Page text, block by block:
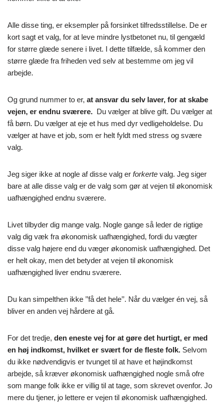
Alle disse ting, er eksempler på forsinket tilfredsstillelse. De er
kort sagt et valg, for at leve mindre lystbetonet nu, til gengæld
for større glæde senere i livet. I dette tilfælde, så kommer den
større glæde fra friheden ved selv at bestemme om jeg vil
arbejde.
Og grund nummer to er, at ansvar du selv laver, for at skabe
vejen, er endnu sværere. Du vælger at blive gift. Du vælger at
få børn. Du vælger at eje et hus med dyr vedligeholdelse. Du
vælger at have et job, som er helt fyldt med stress og svære
valg.
Jeg siger ikke at nogle af disse valg er forkerte valg. Jeg siger
bare at alle disse valg er de valg som gør at vejen til økonomisk
uafhængighed endnu sværere.
Livet tilbyder dig mange valg. Nogle gange så leder de rigtige
valg dig væk fra økonomisk uafhængighed, fordi du vægter
disse valg højere end du væger økonomisk uafhængighed. Det
er helt okay, men det betyder at vejen til økonomisk
uafhængighed liver endnu sværere.
Du kan simpelthen ikke ’’få det hele’’. Når du vælger én vej, så
bliver en anden vej hårdere at gå.
For det tredje, den eneste vej for at gøre det hurtigt, er med
en høj indkomst, hvilket er svært for de fleste folk. Selvom
du ikke nødvendigvis er tvunget til at have et højindkomst
arbejde, så kræver økonomisk uafhængighed nogle små ofre
som mange folk ikke er villig til at tage, som skrevet ovenfor. Jo
mere du tjener, jo lettere er vejen til økonomisk uafhængighed.